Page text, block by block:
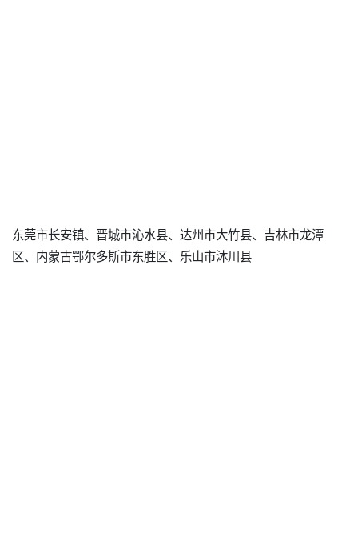
东莞市长安镇、晋城市沁水县、达州市大竹县、吉林市龙潭
区、内蒙古鄂尔多斯市东胜区、乐山市沐川县